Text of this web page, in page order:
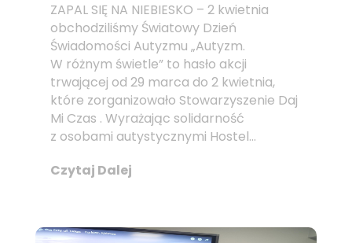
ZAPAL SIĘ NA NIEBIESKO – 2 kwietnia
obchodziliśmy Światowy Dzień
Świadomości Autyzmu „Autyzm.
W różnym świetle” to hasło akcji
trwającej od 29 marca do 2 kwietnia,
które zorganizowało Stowarzyszenie Daj
Mi Czas . Wyrażając solidarność
z osobami autystycznymi Hostel...
Czytaj Dalej